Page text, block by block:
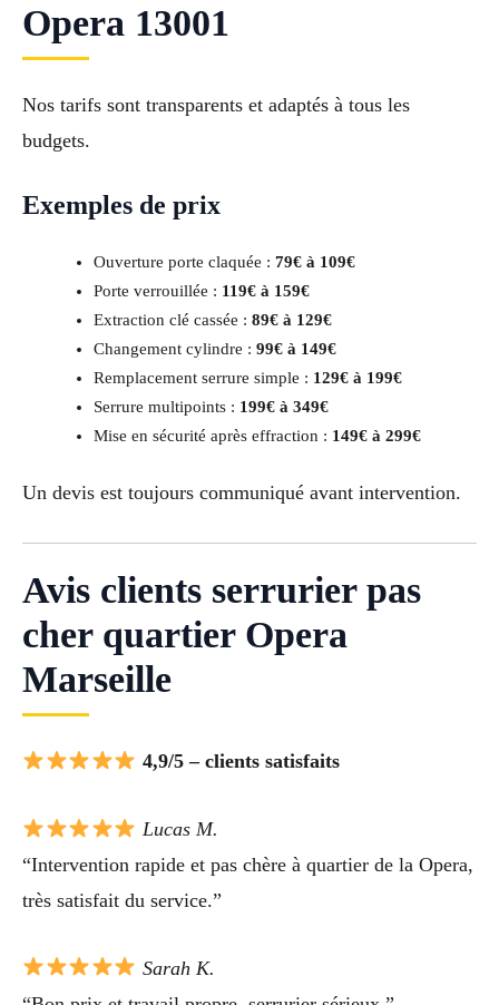
Opera 13001
Nos tarifs sont transparents et adaptés à tous les
budgets.
Exemples de prix
Ouverture porte claquée : 79€ à 109€
Porte verrouillée : 119€ à 159€
Extraction clé cassée : 89€ à 129€
Changement cylindre : 99€ à 149€
Remplacement serrure simple : 129€ à 199€
Serrure multipoints : 199€ à 349€
Mise en sécurité après effraction : 149€ à 299€
Un devis est toujours communiqué avant intervention.
Avis clients serrurier pas
cher quartier Opera
Marseille
4,9/5 – clients satisfaits
Lucas M.
“Intervention rapide et pas chère à quartier de la Opera,
très satisfait du service.”
Sarah K.